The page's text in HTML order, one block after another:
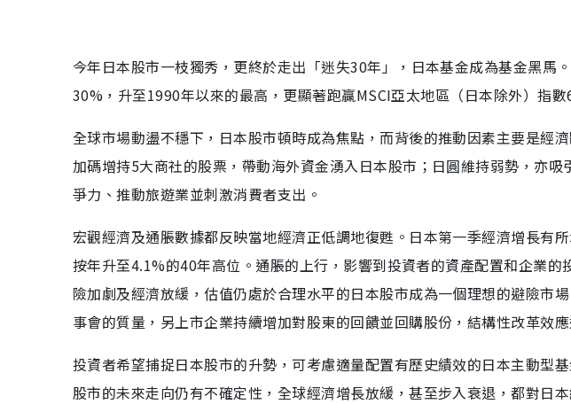
今年日本股市一枝獨秀，更終於走出「迷失30年」，日本基金成為基金黑馬
30%，升至1990年以來的最高，更顯著跑贏MSCI亞太地區（日本除外）指數
全球市場動盪不穩下，日本股市頓時成為焦點，而背後的推動因素主要是經
加碼增持5大商社的股票，帶動海外資金湧入日本股市；日圓維持弱勢，亦
爭力、推動旅遊業並刺激消費者支出。
宏觀經濟及通脹數據都反映當地經濟正低調地復甦。日本第一季經濟增長有
按年升至4.1%的40年高位。通脹的上行，影響到投資者的資產配置和企業
險加劇及經濟放緩，估值仍處於合理水平的日本股市成為一個理想的避險市
事會的質量，另上市企業持續增加對股東的回饋並回購股份，結構性改革效應
投資者希望捕捉日本股市的升勢，可考慮適量配置有歷史績效的日本主動型
股市的未來走向仍有不確定性，全球經濟增長放緩，甚至步入衰退，都對日